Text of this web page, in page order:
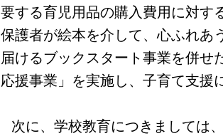
要する育児用品の購入費用に対す
保護者が絵本を介して、心ふれあ
届けるブックスタート事業を併せ
応援事業」を実施し、子育て支援
次に、学校教育につきましては